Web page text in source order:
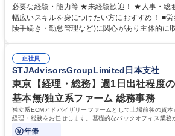
営を支えるゼネラリストをめざせます。 ・初期業務：労働時間管理、給与
計算、社会保険対応、福利厚生管理、安全衛生
します。ご経験に応じて、休職者管理など、幅広
幅広く経験を積みたい意欲がある方に最適な環境です。 募集
務・人事】未経験歓迎/日立グループ/組織運営を
指す
必要な経験・能力等 ★未経験歓迎！ ★人事・総
幅広いスキルを身につけたい方におすすめ！ ■労務管理(給与計算・社会保
険手続き・勤怠管理など)に関心があり主体的に
のご経験 ■労務管理（給与計算・社会保険手続き
■衛生管理者の資格をお持ちの方 学歴・資格 学歴：大学院 大学 高専 短大
専修学校 高校 語学力： 資格：
正社員
STJAdvisorsGroupLimited日本支社
東京【経理・総務】週1日出社程度
基本無/独立系ファーム 総務事務
独立系ECMアドバイザリーファームとして上場前後の資
経理・総務をお任せします。基礎的なバックオフィス業務
任担当として広く活躍できる環境です。
年俸